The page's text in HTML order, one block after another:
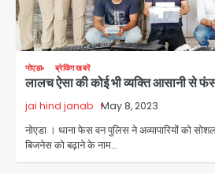
नोएडा ब्रेकिंग खबरें
लालच ऐसा की कोई भी व्यक्ति आसानी से
jai hind janab May 8, 2023
नोएडा । थाना फेस वन पुलिस ने अव्यापारियों को
बिजनेस को बढ़ाने के नाम…
4
बुजुर्ग से 70 लाख की
jai hind janab
लिए बड़ी खुशखबरी
jai hind janab